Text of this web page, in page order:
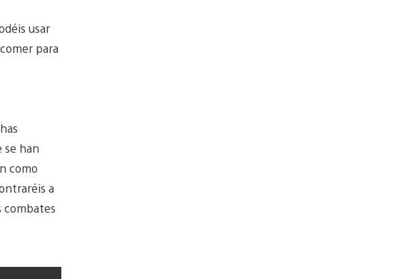
usar
para
se han
como
a
combates